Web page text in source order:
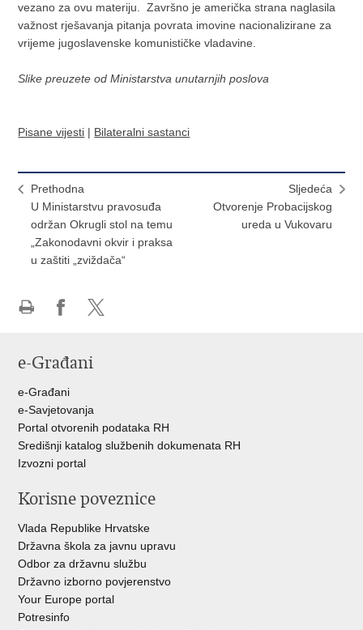
vezano za ovu materiju. Završno je američka strana naglasila
važnost rješavanja pitanja povrata imovine nacionalizirane za
vrijeme jugoslavenske komunističke vladavine.
Slike preuzete od Ministarstva unutarnjih poslova
Pisane vijesti | Bilateralni sastanci
Prethodna
U Ministarstvu pravosuđa
održan Okrugli stol na temu
„Zakonodavni okvir i praksa
u zaštiti „zviždača“
Sljedeća
Otvorenje Probacijskog
ureda u Vukovaru
FacebookuTwitteru
e-Građani
e-Građani
e-Savjetovanja
Portal otvorenih podataka RH
Središnji katalog službenih dokumenata RH
Izvozni portal
Korisne poveznice
Vlada Republike Hrvatske
Državna škola za javnu upravu
Odbor za državnu službu
Državno izborno povjerenstvo
Your Europe portal
Potresinfo